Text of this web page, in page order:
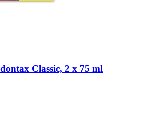
Classic, 2 x 75 ml